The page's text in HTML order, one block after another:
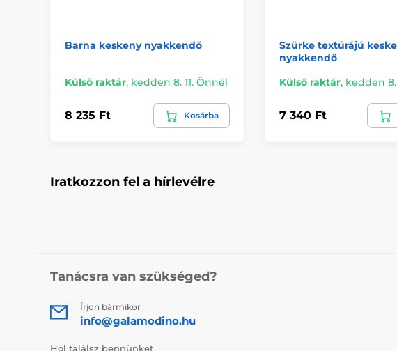
Barna keskeny nyakkendő
Külső raktár, kedden 8. 11. Önnél
8 235 Ft Kosárba
Szürke textúrájú
nyakkendő
Külső raktár, kedden 8.
7 340 Ft
Iratkozzon fel a hírlevélre
Tanácsra van szükséged?
Írjon bármikor
info@galamodino.hu
Hol találsz bennünket